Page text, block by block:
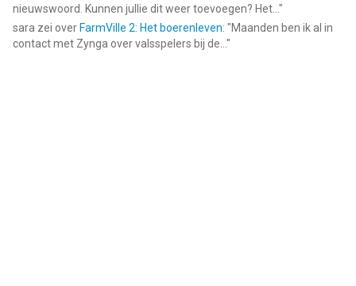
nieuwswoord. Kunnen jullie dit weer toevoegen? Het... "
sara zei over FarmVille 2: Het boerenleven: "Maanden ben ik al in
contact met Zynga over valsspelers bij de... "